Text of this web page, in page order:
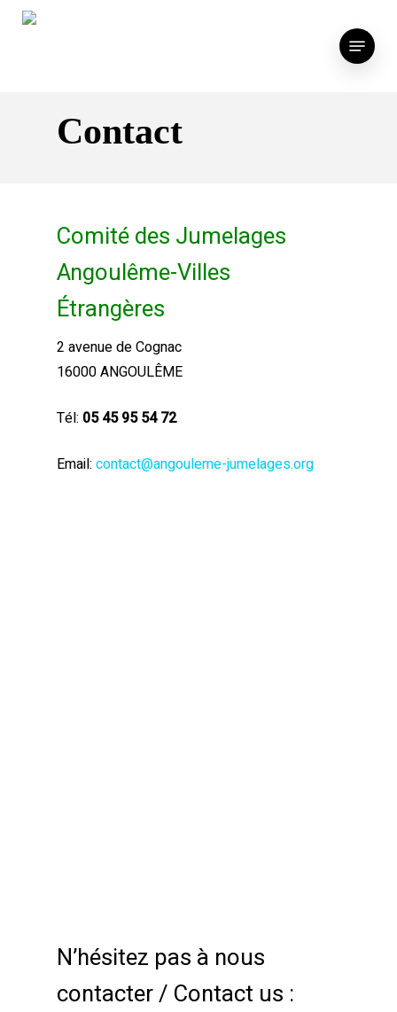
Skip
Menu
Contact
Comité des Jumelages
Angoulême-Villes
Étrangères
2 avenue de Cognac
16000 ANGOULÊME
Tél: 05 45 95 54 72
Email: contact@angouleme-jumelages.org
N’hésitez pas à nous
contacter / Contact us :